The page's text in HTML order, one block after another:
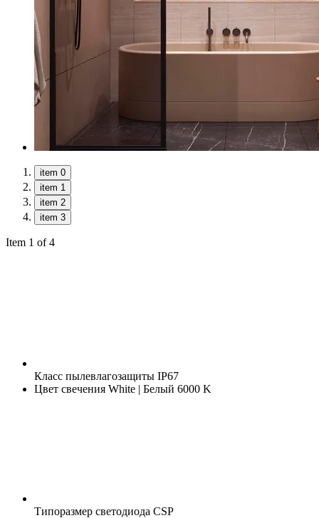
item 0
item 1
item 2
item 3
Item 1 of 4
Класс пылевлагозащиты IP67
Цвет свечения White | Белый 6000 K
Типоразмер светодиода CSP